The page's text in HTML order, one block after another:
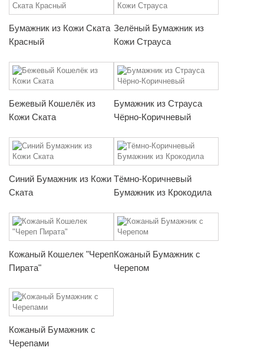
Бумажник из Кожи Ската
Красный
Зелёный Бумажник из
Кожи Страуса
Бежевый Кошелёк из
Кожи Ската
Бумажник из Страуса
Чёрно-Коричневый
Синий Бумажник из Кожи
Ската
Тёмно-Коричневый
Бумажник из Крокодила
Кожаный Кошелек "Череп
Пирата"
Кожаный Бумажник с
Черепом
Кожаный Бумажник с
Черепами